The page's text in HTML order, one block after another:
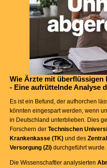
Wie Ärzte mit überflüssigen
- Eine aufrüttelnde Analyse
Es ist ein Befund, der aufhorchen
könnten eingespart werden, wenn
in Deutschland unterblieben. Dies
Forschern der Technischen
Krankenkasse (TK) und des
Versorgung (Zi) durchgeführt wurde.
Die Wissenschaftler analysierten